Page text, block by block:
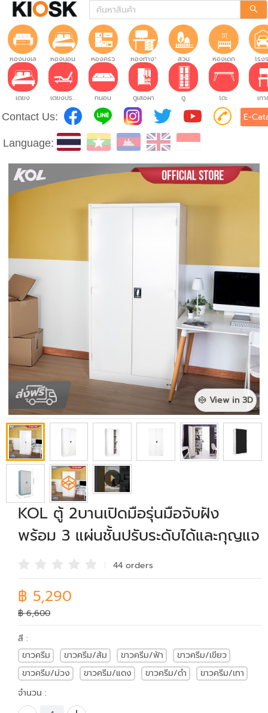
ห้องนั่งเล่น ห้องนอน ห้องครัว ห้องทำงาน สวน ห้องเด็ก โรง
เตียง เตียงปรับระดับ ที่นอน ตู้เสื้อผ้า ตู้ โต๊ะ เก้
Contact Us: E-
Language:
View in 3D
KOL ตู้ 2บานเปิดมือรุ่นมือจับฝัง
พร้อม 3 แผ่นชั้นปรับระดับได้และกุญแจ
44 orders
฿ 5,290
฿ 6,600
สี :
ขาวครีม
ขาวครีม/ส้ม ขาวครีม/ฟ้า
ขาวครีม/เขียว
ขาวครีม/ม่วง
ขาวครีม/แดง ขาวครีม/ดำ
ขาวครีม/เทา
จำนวน :